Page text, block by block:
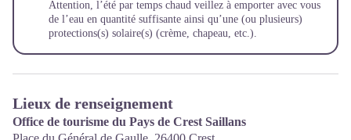
Attention, l’été par temps chaud veillez à emporter avec vous
de l’eau en quantité suffisante ainsi qu’une (ou plusieurs)
protections(s) solaire(s) (crème, chapeau, etc.).
Lieux de renseignement
Office de tourisme du Pays de Crest Saillans